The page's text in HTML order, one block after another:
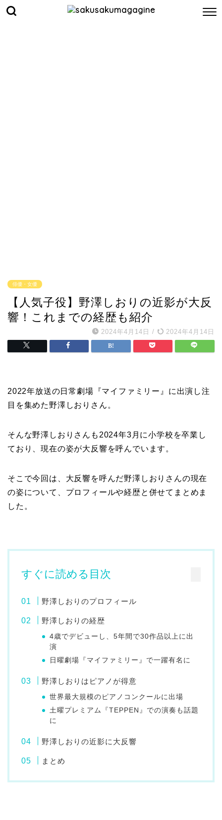
俳優・女優
【人気子役】野澤しおりの近影が大反
響！これまでの経歴も紹介
2024年4月14日 / 2024年4月14日
2022年放送の日常劇場『マイファミリー』に出演し注
目を集めた野澤しおりさん。
そんな野澤しおりさんも2024年3月に小学校を卒業し
ており、現在の姿が大反響を呼んでいます。
そこで今回は、大反響を呼んだ野澤しおりさんの現在
の姿について、プロフィールや経歴と併せてまとめま
した。
すぐに読める目次
野澤しおりのプロフィール
野澤しおりの経歴
4歳でデビューし、5年間で30作品以上に出
演
日曜劇場『マイファミリー』で一躍有名に
野澤しおりはピアノが得意
世界最大規模のピアノコンクールに出場
土曜プレミアム『TEPPEN』での演奏も話題
に
野澤しおりの近影に大反響
まとめ